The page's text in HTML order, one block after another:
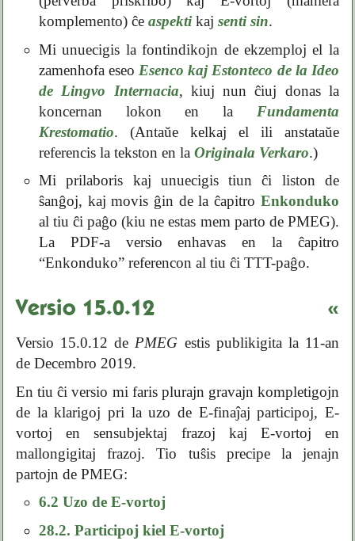
komplemento) ĉe aspektikaj senti sin.
Mi unuecigis la fontindikojn de ekzemploj el la
zamenhofa eseo Esenco kaj Estonteco de la Ideo
de Lingvo Internacia, kiuj nun ĉiuj donas la
koncernan lokon en la Fundamenta
Krestomatio. (Antaŭe kelkaj el ili anstataŭe
referencis la tekston en la Originala Verkaro.)
Mi prilaboris kaj unuecigis tiun ĉi liston de
ŝanĝoj, kaj movis ĝin de la ĉapitro Enkonduko
al tiu ĉi paĝo (kiu ne estas mem parto de PMEG).
La PDF-a versio enhavas en la ĉapitro
“Enkonduko” referencon al tiu ĉi TTT-paĝo.
Versio 15.0.12 «
Versio 15.0.12 de PMEG estis publikigita la 11-an
de Decembro 2019.
En tiu ĉi versio mi faris plurajn gravajn kompletigojn
de la klarigoj pri la uzo de E-finaĵaj participoj, E-
vortoj en sensubjektaj frazoj kaj E-vortoj en
mallongigitaj frazoj. Tio tuŝis precipe la jenajn
partojn de PMEG:
6.2 Uzo de E-vortoj
28.2. Participoj kiel E-vortoj